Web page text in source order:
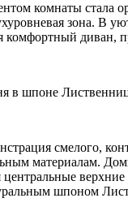
комнаты стала
зона. В
комфортный диван,
в шпоне
смелого,
материалам.
центральные
шпоном